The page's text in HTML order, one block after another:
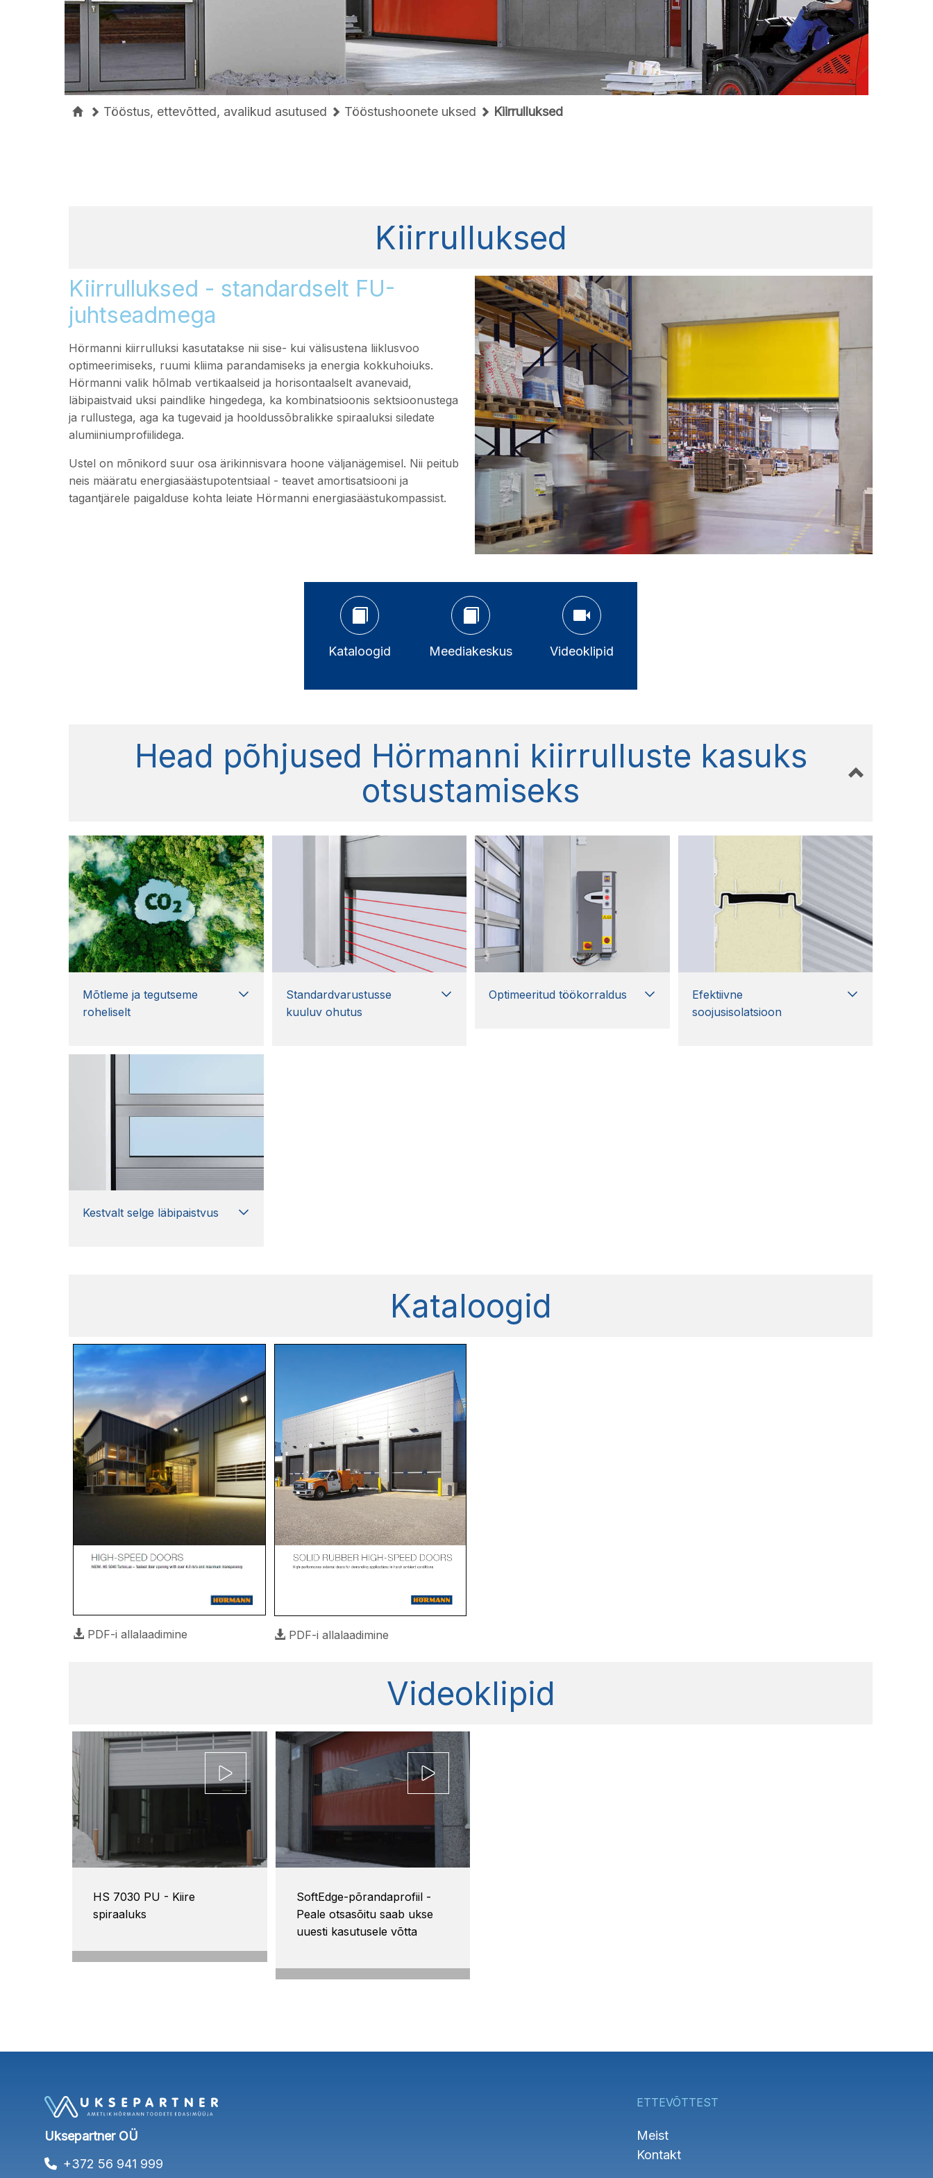
Tööstus, ettevõtted, avalikud asutused Tööstushoonete uksed Kiirrulluksed
Kiirrulluksed
Kiirrulluksed - standardselt FU-
juhtseadmega
Hörmanni kiirrulluksi kasutatakse nii sise- kui välisustena liiklusvoo
optimeerimiseks, ruumi kliima parandamiseks ja energia kokkuhoiuks.
Hörmanni valik hõlmab vertikaalseid ja horisontaalselt avanevaid,
läbipaistvaid uksi paindlike hingedega, ka kombinatsioonis sektsioonustega
ja rullustega, aga ka tugevaid ja hooldussõbralikke spiraaluksi siledate
alumiiniumprofiilidega.
Ustel on mõnikord suur osa ärikinnisvara hoone väljanägemisel. Nii peitub
neis määratu energiasäästupotentsiaal - teavet amortisatsiooni ja
tagantjärele paigalduse kohta leiate Hörmanni energiasäästukompassist.
Kataloogid Meediakeskus Videoklipid
Head põhjused Hörmanni kiirrulluste kasuks
otsustamiseks
Mõtleme ja tegutseme
roheliselt
Standardvarustusse
kuuluv ohutus
Optimeeritud töökorraldus
Efektiivne
soojusisolatsioon
Kestvalt selge läbipaistvus
Kataloogid
PDF-i allalaadimine PDF-i allalaadimine
Videoklipid
HS 7030 PU - Kiire
spiraaluks
SoftEdge-põrandaprofiil -
Peale otsasõitu saab ukse
uuesti kasutusele võtta
Uksepartner OÜ
+372 56 941 999
ETTEVÕTTEST
Meist
Kontakt